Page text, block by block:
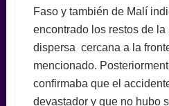
Faso y también de Malí
encontrado los restos de
dispersa cercana a la
mencionado.
confirmaba que el
devastador y que no hubo